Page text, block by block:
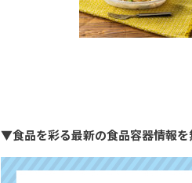
▼食品を彩る最新の食品容器情報を